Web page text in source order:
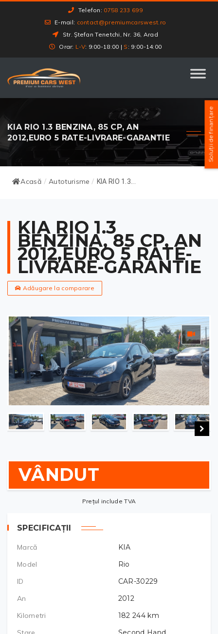
Telefon: 0758 233 699
E-mail: contact@premiumcarswest.ro
Str. Ștefan Tenetchi, Nr. 36, Arad
Orar: L-V: 9:00-18:00 | S : 9:00-14:00
KIA RIO 1.3 BENZINA, 85 CP, AN
2012,EURO 5 RATE-LIVRARE-GARANTIE
Acasă / Autoturisme / KIA RIO 1.3...
KIA RIO 1.3
BENZINA, 85 CP, AN
2012,EURO 5 RATE-
LIVRARE-GARANTIE
Adăugare la comparare
VÂNDUT
Prețul include TVA
SPECIFICAȚII
Marcă
KIA
Model
Rio
ID
CAR-30229
An
2012
Kilometri
182 244 km
Soluții de finanțare